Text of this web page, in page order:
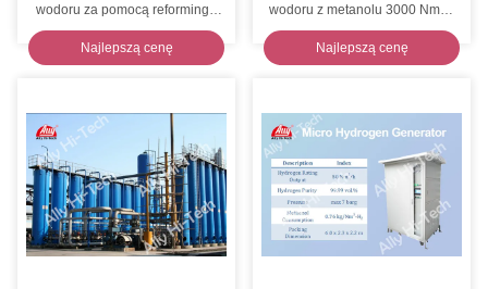
wodoru za pomocą reformingu
parowego gazu ziemnego
Najlepszą cenę
wodoru z metanolu 3000 Nm3 /
h - 10000 Nm3 / h
Najlepszą cenę